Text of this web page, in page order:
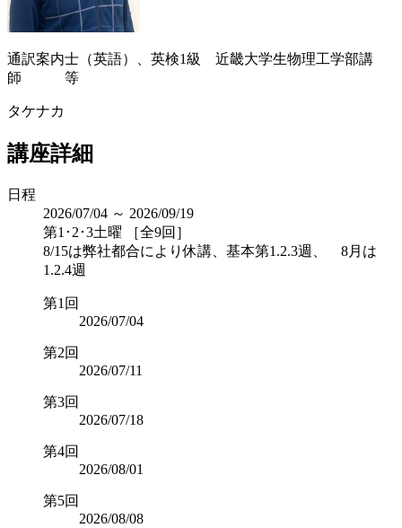
通訳案内士（英語）、英検1級 近畿大学生物理工学部講
師 等
タケナカ
講座詳細
日程
2026/07/04 ～ 2026/09/19
第1･2･3土曜 ［全9回］
8/15は弊社都合により休講、基本第1.2.3週、 8月は
1.2.4週
第1回
2026/07/04
第2回
2026/07/11
第3回
2026/07/18
第4回
2026/08/01
第5回
2026/08/08